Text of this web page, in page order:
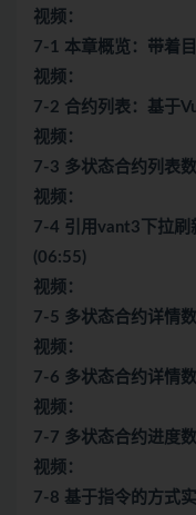
视频：
7-1 本章概览：带着
视频：
7-2 合约列表：基于
视频：
7-3 多状态合约列表
视频：
7-4 引用vant3下拉刷
(06:55)
视频：
7-5 多状态合约详情
视频：
7-6 多状态合约详情
视频：
7-7 多状态合约进度
视频：
7-8 基于指令的方式